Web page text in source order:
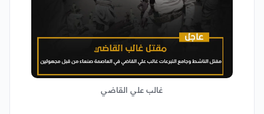
غالب علي القاضي